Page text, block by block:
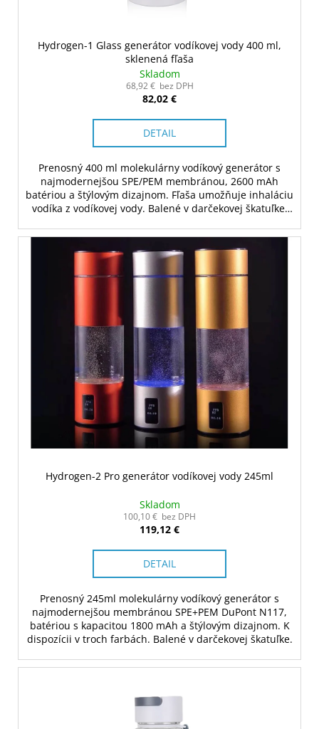
Hydrogen-1 Glass generátor vodíkovej vody 400 ml,
sklenená fľaša
Skladom
68,92 € bez DPH
82,02 €
DETAIL
Prenosný 400 ml molekulárny vodíkový generátor s
najmodernejšou SPE/PEM membránou, 2600 mAh
batériou a štýlovým dizajnom. Fľaša umožňuje inhaláciu
vodíka z vodíkovej vody. Balené v darčekovej škatuľke.
Hydrogen-2 Pro generátor vodíkovej vody 245ml
Skladom
100,10 € bez DPH
119,12 €
DETAIL
Prenosný 245ml molekulárny vodíkový generátor s
najmodernejšou membránou SPE+PEM DuPont N117,
batériou s kapacitou 1800 mAh a štýlovým dizajnom. K
dispozícii v troch farbách. Balené v darčekovej škatuľke.